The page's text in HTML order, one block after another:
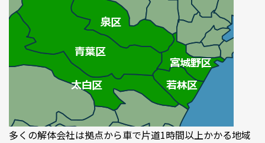
多くの解体会社は拠点から車で片道1時間以上かかる地域